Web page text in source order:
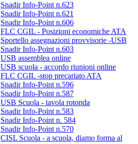
Snadir Info-Point n.623
Snadir Info-Point n.621
Snadir Info-Point n.606
FLC CGIL - Posizioni economiche ATA
Sportello assegnazioni provvisorie -USB
Snadir Info-Point n.603
USB assemblea online
USB scuola - accordo riunioni online
FLC CGIL -stop precariato ATA
Snadir Info-Point n.596
Snadir Info-Point n.587
USB Scuola - tavola rotonda
Snadir Info-Point n.583
Snadir Info-Point n. 584
Snadir Info-Point n.570
CISL Scuola - a scuola, diamo forma al